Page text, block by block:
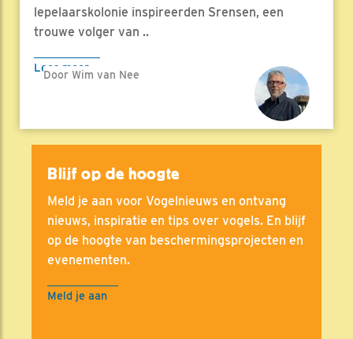
lepelaarskolonie inspireerden Srensen, een
trouwe volger van ..
Lees meer
Door Wim van Nee
Blijf op de hoogte
Meld je aan voor Vogelnieuws en ontvang
nieuws, inspiratie en tips over vogels. En blijf
op de hoogte van beschermingsprojecten en
evenementen.
Meld je aan